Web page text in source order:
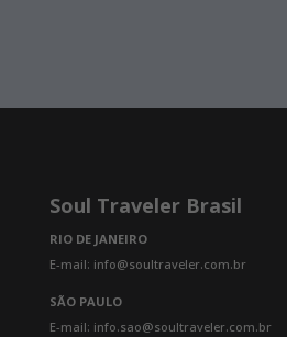
Soul Traveler Brasil
RIO DE JANEIRO
E-mail: info@soultraveler.com.br
SÃO PAULO
E-mail: info.sao@soultraveler.com.br